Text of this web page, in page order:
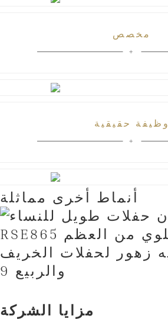
وظيفة حقيقية
مخصص
أنماط أخرى مماثلة
مزايا الشركة